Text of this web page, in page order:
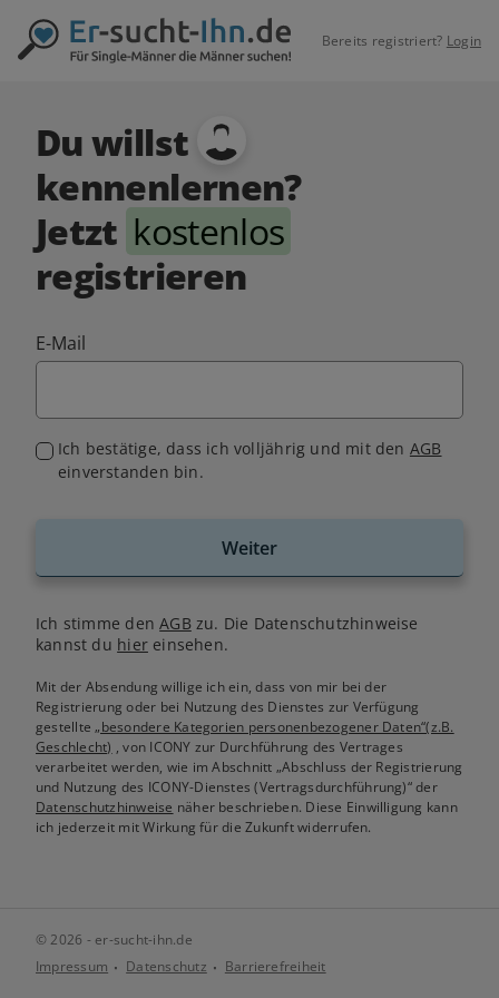
Bereits registriert? Login
Du willst
kennenlernen?
Jetzt kostenlos
registrieren
E-Mail
Ich bestätige, dass ich volljährig und mit den AGB
einverstanden bin.
Weiter
Ich stimme denAGB zu. Die Datenschutzhinweise
kannst du hiereinsehen.
Mit der Absendung willige ich ein, dass von mir bei der
Registrierung oder bei Nutzung des Dienstes zur Verfügung
gestellte„besondere Kategorien personenbezogener Daten“(z.B.
Geschlecht) , von ICONY zur Durchführung des Vertrages
verarbeitet werden, wie im Abschnitt „Abschluss der Registrierung
und Nutzung des ICONY-Dienstes (Vertragsdurchführung)“ der
Datenschutzhinweise näher beschrieben. Diese Einwilligung kann
ich jederzeit mit Wirkung für die Zukunft widerrufen.
© 2026 - er-sucht-ihn.de
Impressum
Datenschutz Barrierefreiheit